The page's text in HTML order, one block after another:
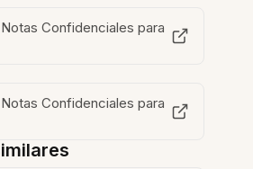
Confidenciales para
Confidenciales para